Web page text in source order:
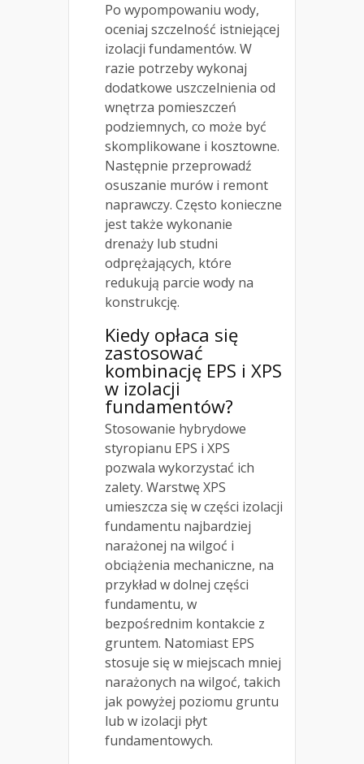
Po wypompowaniu wody,
oceniaj szczelność istniejącej
izolacji fundamentów. W
razie potrzeby wykonaj
dodatkowe uszczelnienia od
wnętrza pomieszczeń
podziemnych, co może być
skomplikowane i kosztowne.
Następnie przeprowadź
osuszanie murów i remont
naprawczy. Często konieczne
jest także wykonanie
drenaży lub studni
odprężających, które
redukują parcie wody na
konstrukcję.
Kiedy opłaca się
zastosować
kombinację EPS i XPS
w izolacji
fundamentów?
Stosowanie hybrydowe
styropianu EPS i XPS
pozwala wykorzystać ich
zalety. Warstwę XPS
umieszcza się w części izolacji
fundamentu najbardziej
narażonej na wilgoć i
obciążenia mechaniczne, na
przykład w dolnej części
fundamentu, w
bezpośrednim kontakcie z
gruntem. Natomiast EPS
stosuje się w miejscach mniej
narażonych na wilgoć, takich
jak powyżej poziomu gruntu
lub w izolacji płyt
fundamentowych.